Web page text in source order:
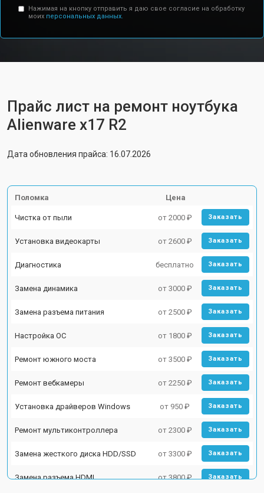
Нажимая на кнопку отправить я даю свое согласие на обработку
моих персональных данных.
Прайс лист на ремонт ноутбука
Alienware x17 R2
Дата обновления прайса: 16.07.2026
Поломка Цена
Чистка от пыли от 2000 ₽ Заказать
Установка видеокарты от 2600 ₽ Заказать
Диагностика бесплатно Заказать
Замена динамика от 3000 ₽ Заказать
Замена разъема питания от 2500 ₽ Заказать
Настройка ОС от 1800 ₽ Заказать
Ремонт южного моста от 3500 ₽ Заказать
Ремонт вебкамеры от 2250 ₽ Заказать
Установка драйверов Windows от 950 ₽ Заказать
Ремонт мультиконтроллера от 2300 ₽ Заказать
Замена жесткого диска HDD/SSD от 3300 ₽ Заказать
Замена разъема HDMI от 3800 ₽ Заказать